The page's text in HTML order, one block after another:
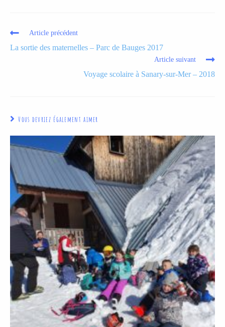
Article précédent
La sortie des maternelles – Parc de Bauges 2017
Article suivant
Voyage scolaire à Sanary-sur-Mer – 2018
Vous devriez également aimer